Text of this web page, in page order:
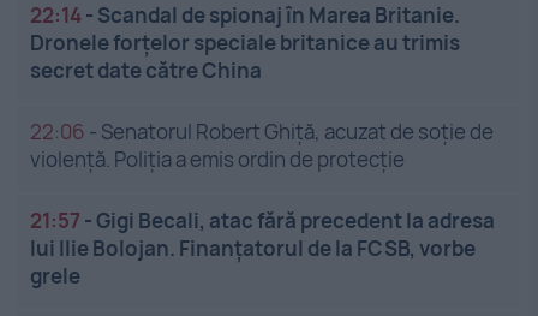
22:14- Scandal de spionaj în Marea Britanie.
Dronele forțelor speciale britanice au trimis
secret date către China
22:06 - Senatorul Robert Ghiță, acuzat de soție de
violență. Poliția a emis ordin de protecție
21:57 -Gigi Becali, atac fără precedent la adresa
lui Ilie Bolojan. Finanțatorul de la FCSB, vorbe
grele